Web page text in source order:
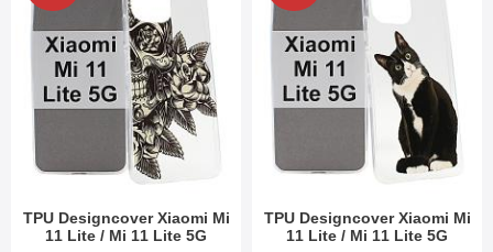
TPU Designcover Xiaomi Mi
11 Lite / Mi 11 Lite 5G
TPU Designcover Xiaomi Mi
11 Lite / Mi 11 Lite 5G